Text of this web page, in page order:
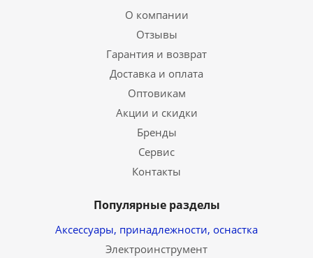
О компании
Отзывы
Гарантия и возврат
Доставка и оплата
Оптовикам
Акции и скидки
Бренды
Сервис
Контакты
Популярные разделы
Аксессуары, принадлежности, оснастка
Электроинструмент